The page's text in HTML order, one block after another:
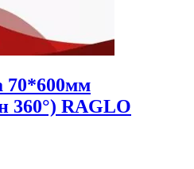
70*600мм
360°) RAGLO